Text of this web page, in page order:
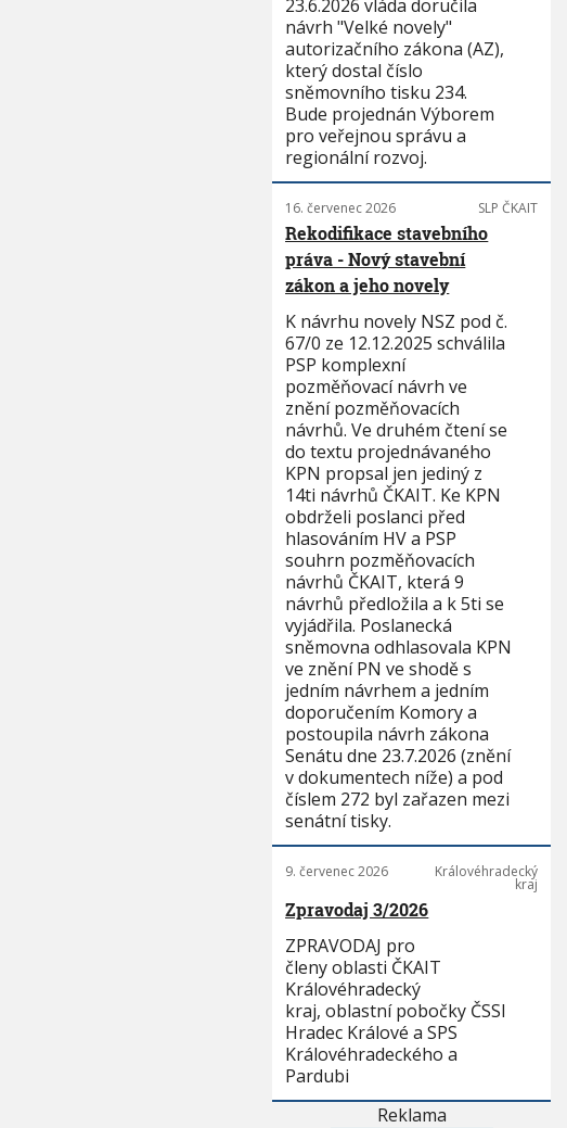
23.6.2026 vláda doručila
návrh "Velké novely"
autorizačního zákona (AZ),
který dostal číslo
sněmovního tisku 234.
Bude projednán Výborem
pro veřejnou správu a
regionální rozvoj.
16. červenec 2026 SLP ČKAIT
Rekodifikace stavebního
práva - Nový stavební
zákon a jeho novely
K návrhu novely NSZ pod č.
67/0 ze 12.12.2025 schválila
PSP komplexní
pozměňovací návrh ve
znění pozměňovacích
návrhů. Ve druhém čtení se
do textu projednávaného
KPN propsal jen jediný z
14ti návrhů ČKAIT. Ke KPN
obdrželi poslanci před
hlasováním HV a PSP
souhrn pozměňovacích
návrhů ČKAIT, která 9
návrhů předložila a k 5ti se
vyjádřila. Poslanecká
sněmovna odhlasovala KPN
ve znění PN ve shodě s
jedním návrhem a jedním
doporučením Komory a
postoupila návrh zákona
Senátu dne 23.7.2026 (znění
v dokumentech níže) a pod
číslem 272 byl zařazen mezi
senátní tisky.
9. červenec 2026 Královéhradecký
kraj
Zpravodaj 3/2026
ZPRAVODAJ pro
členy oblasti ČKAIT
Královéhradecký
kraj, oblastní pobočky ČSSI
Hradec Králové a SPS
Královéhradeckého a
Pardubi
Reklama